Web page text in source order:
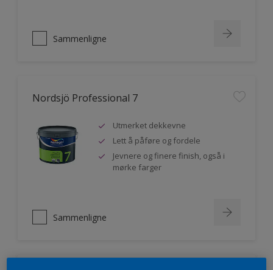
Sammenligne
Nordsjö Professional 7
Utmerket dekkevne
Lett å påføre og fordele
Jevnere og finere finish, også i
mørke farger
Sammenligne